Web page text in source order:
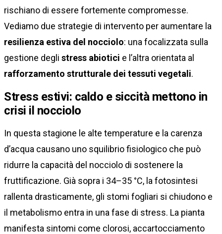
rischiano di essere fortemente compromesse.
Vediamo due strategie di intervento per aumentare la
resilienza estiva del nocciolo: una focalizzata sulla
gestione degli stress abiotici e l’altra orientata al
rafforzamento strutturale dei tessuti vegetali.
Stress estivi: caldo e siccità mettono in
crisi il nocciolo
In questa stagione le alte temperature e la carenza
d’acqua causano uno squilibrio fisiologico che può
ridurre la capacità del nocciolo di sostenere la
fruttificazione. Già sopra i 34–35 °C, la fotosintesi
rallenta drasticamente, gli stomi fogliari si chiudono e
il metabolismo entra in una fase di stress. La pianta
manifesta sintomi come clorosi, accartocciamento